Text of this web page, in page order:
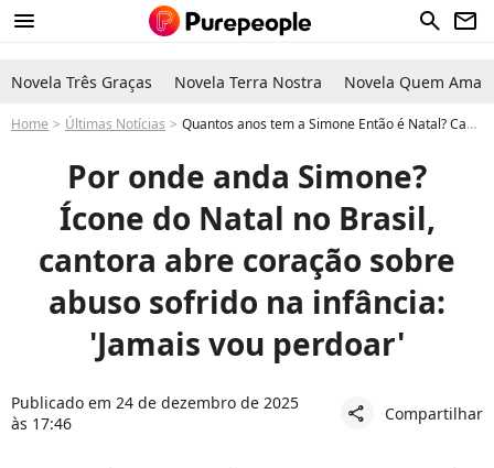
menu search newsletter
Novela Três Graças Novela Terra Nostra Novela Quem Ama
Home Últimas Notícias Quantos anos tem a Simone Então é Natal? Cantora famosa sofreu abuso quando criança e hoje faz revelação chocante. Veja!
Por onde anda Simone?
Ícone do Natal no Brasil,
cantora abre coração sobre
abuso sofrido na infância:
'Jamais vou perdoar'
Publicado em 24 de dezembro de 2025
às 17:46
share Compartilhar